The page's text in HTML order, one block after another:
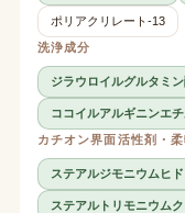
ポリアクリレート-13
洗浄成分
ジラウロイルグルタミ
ココイルアルギニンエ
カチオン界面活性剤・柔
ステアルジモニウムヒ
ステアルトリモニウム